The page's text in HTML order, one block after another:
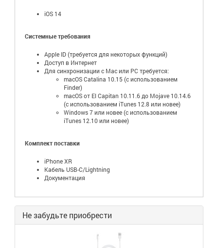
iOS 14
Системные требования
Apple ID (требуется для некоторых функций)
Доступ в Интернет
Для синхронизации с Mac или PC требуется:
macOS Catalina 10.15 (с использованием
Finder)
macOS от El Capitan 10.11.6 до Mojave 10.14.6
(с использованием iTunes 12.8 или новее)
Windows 7 или новее (с использованием
iTunes 12.10 или новее)
Комплект поставки
iPhone XR
Кабель USB-C/Lightning
Документация
Не забудьте приобрести